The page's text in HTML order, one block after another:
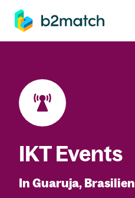
springen
IKT Events
In Guaruja, Brasilien